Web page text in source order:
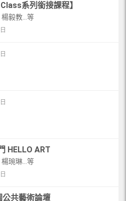
系列銜接課程】
毅教...等
HELLO ART
琬琳...等
公共藝術論壇